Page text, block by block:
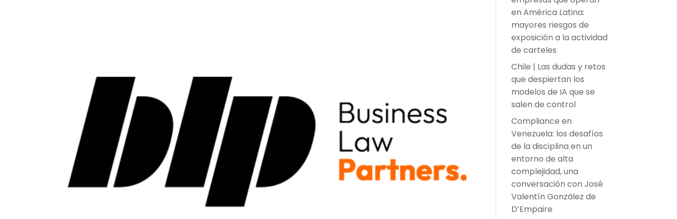
en América Latina:
mayores riesgos de
exposición a la actividad
de carteles
Chile | Las dudas y retos
que despiertan los
modelos de IA que se
salen de control
Compliance en
Venezuela: los desafíos
de la disciplina en un
entorno de alta
complejidad, una
conversación con José
Valentín González de
D’Empaire